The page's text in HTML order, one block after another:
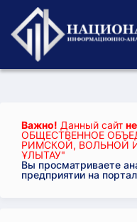
Важно! Данный сайт
ОБЩЕСТВЕННОЕ
РИМСКОЙ, ВОЛЬНОЙ
ҰЛЫТАУ"
Вы просматриваете
предприятии на